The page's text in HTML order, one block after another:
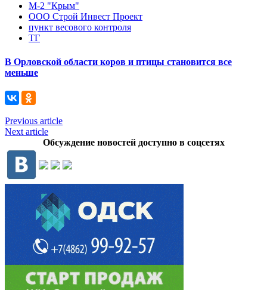
М-2 "Крым"
ООО Строй Инвест Проект
пункт весового контроля
ТГ
В Орловской области коров и птицы становится все
меньше
Previous article
Next article
Обсуждение новостей доступно в соцсетях